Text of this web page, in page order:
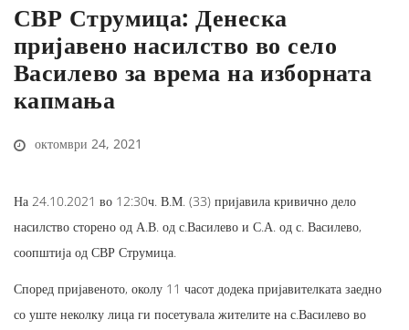
СВР Струмица: Денеска
пријавено насилство во село
Василево за врема на изборната
капмања
октомври 24, 2021
На 24.10.2021 во 12:30ч. В.М. (33) пријавила кривично дело
насилство сторено од А.В. од с.Василево и С.А. од с. Василево,
соопштија од СВР Струмица.
Според пријавеното, околу 11 часот додека пријавителката заедно
со уште неколку лица ги посетувала жителите на с.Василево во